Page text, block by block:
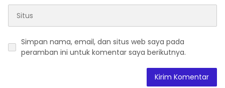
Simpan nama, email, dan situs web saya pada
peramban ini untuk komentar saya berikutnya.